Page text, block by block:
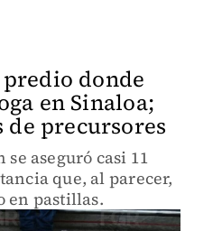
donde
en Sinaloa;
de precursores
aseguró casi 11
que, al parecer,
en pastillas.